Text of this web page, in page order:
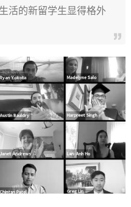
活的新留学生显得格外